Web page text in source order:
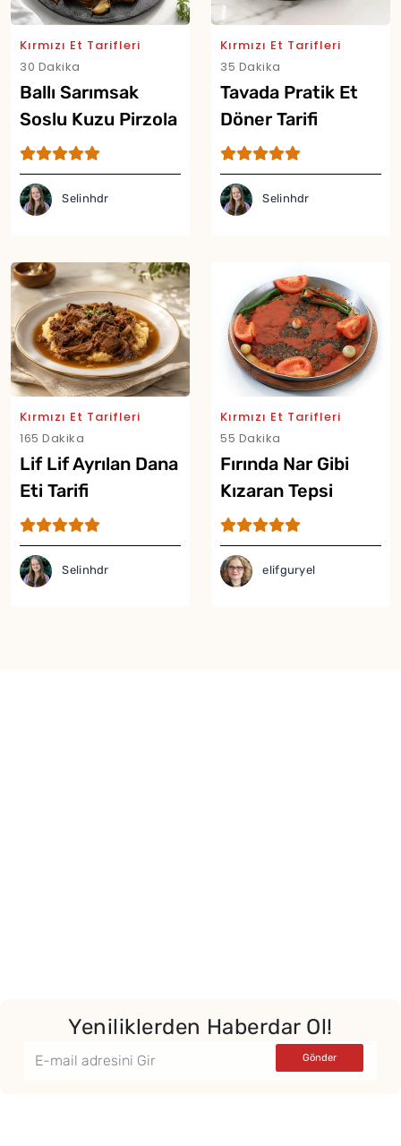
Kırmızı Et Tarifleri
30 Dakika
Ballı Sarımsak
Soslu Kuzu Pirzola
Tarifi
Selinhdr
Kırmızı Et Tarifleri
35 Dakika
Tavada Pratik Et
Döner Tarifi
Selinhdr
Kırmızı Et Tarifleri
165 Dakika
Lif Lif Ayrılan Dana
Eti Tarifi
Selinhdr
Kırmızı Et Tarifleri
55 Dakika
Fırında Nar Gibi
Kızaran Tepsi
Kebabı Tarifi
elifguryel
Yeniliklerden Haberdar Ol!